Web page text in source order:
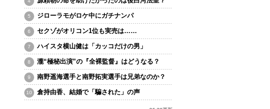
ジローラモがロケ中にガチナンパ
セクゾがオリコン1位も実売は……
ハイスタ横山健は「カッコだけの男」
瀧“極秘出演”の『全裸監督』はどうなる？
南野遥海選手と南野拓実選手は兄弟なのか？
倉持由香、結婚で「騙された」の声